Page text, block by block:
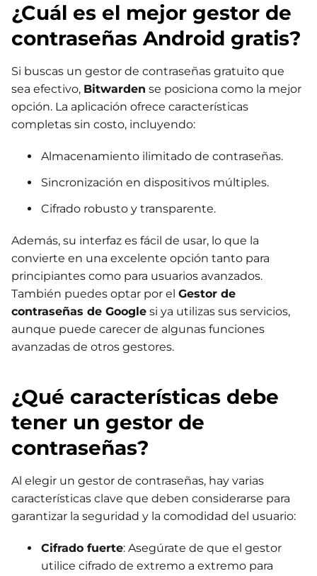
¿Cuál es el mejor gestor de
contraseñas Android gratis?
Si buscas un gestor de contraseñas gratuito que
sea efectivo, Bitwarden se posiciona como la mejor
opción. La aplicación ofrece características
completas sin costo, incluyendo:
Almacenamiento ilimitado de contraseñas.
Sincronización en dispositivos múltiples.
Cifrado robusto y transparente.
Además, su interfaz es fácil de usar, lo que la
convierte en una excelente opción tanto para
principiantes como para usuarios avanzados.
También puedes optar por el Gestor de
contraseñas de Google si ya utilizas sus servicios,
aunque puede carecer de algunas funciones
avanzadas de otros gestores.
¿Qué características debe
tener un gestor de
contraseñas?
Al elegir un gestor de contraseñas, hay varias
características clave que deben considerarse para
garantizar la seguridad y la comodidad del usuario:
Cifrado fuerte: Asegúrate de que el gestor
utilice cifrado de extremo a extremo para